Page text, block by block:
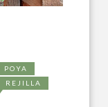
POYA
REJILLA